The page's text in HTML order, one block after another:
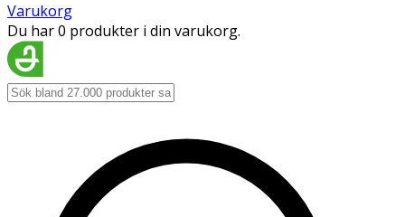
Varukorg
Du har 0 produkter i din varukorg.